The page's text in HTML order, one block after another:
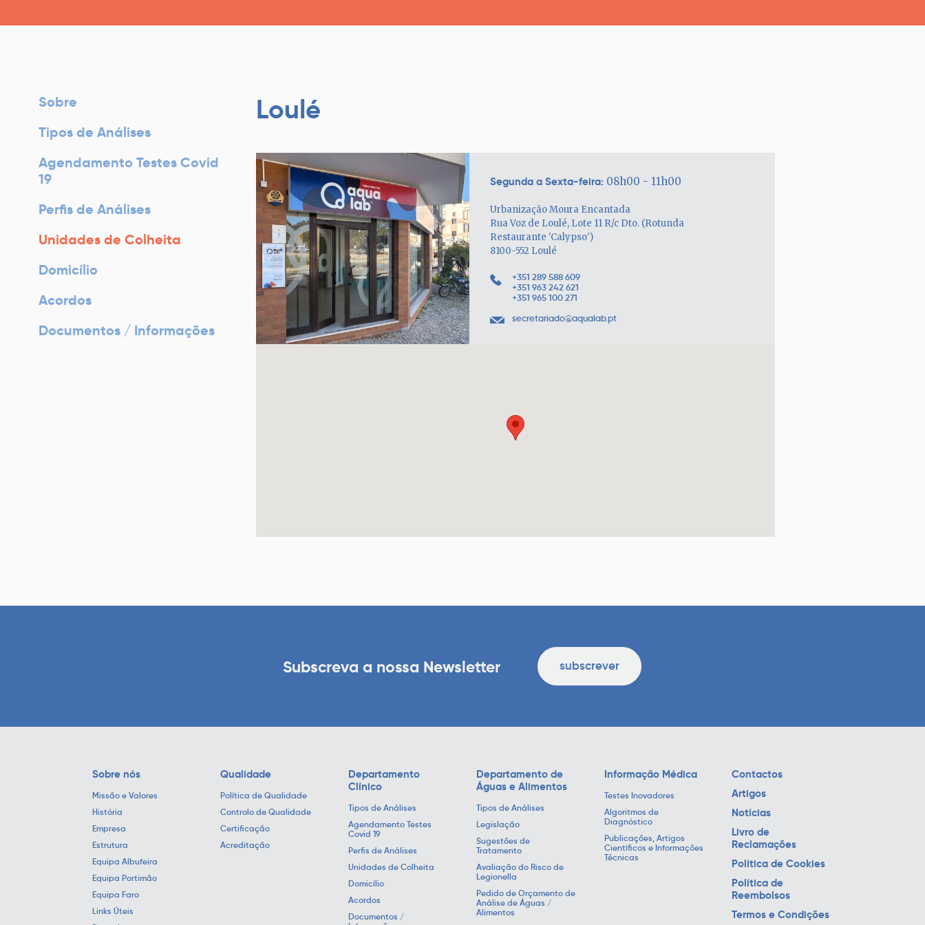
Sobre
Tipos de Análises
Agendamento Testes Covid
19
Perfis de Análises
Unidades de Colheita
Domicílio
Acordos
Documentos / Informações
Loulé
Segunda a Sexta-feira: 08h00 - 11h00
Urbanização Moura Encantada
Rua Voz de Loulé, Lote 11 R/c Dto. (Rotunda
Restaurante 'Calypso')
8100-552 Loulé
+351 289 588 609
+351 963 242 621
+351 965 100 271
secretariado@aqualab.pt
Subscreva a nossa Newsletter subscrever
Sobre nós
Missão e Valores
História
Empresa
Estrutura
Equipa Albufeira
Equipa Portimão
Equipa Faro
Links Úteis
Qualidade
Política de Qualidade
Controlo de Qualidade
Certificação
Acreditação
Departamento
Clínico
Tipos de Análises
Agendamento Testes
Covid 19
Perfis de Análises
Unidades de Colheita
Domicílio
Acordos
Documentos /
Departamento de
Águas e Alimentos
Tipos de Análises
Legislação
Sugestões de
Tratamento
Avaliação do Risco de
Legionella
Pedido de Orçamento de
Análise de Águas /
Alimentos
Informação Médica
Testes Inovadores
Algoritmos de
Diagnóstico
Publicações, Artigos
Científicos e Informações
Técnicas
Contactos
Artigos
Notícias
Livro de
Reclamações
Política de Cookies
Política de
Reembolsos
Termos e Condições